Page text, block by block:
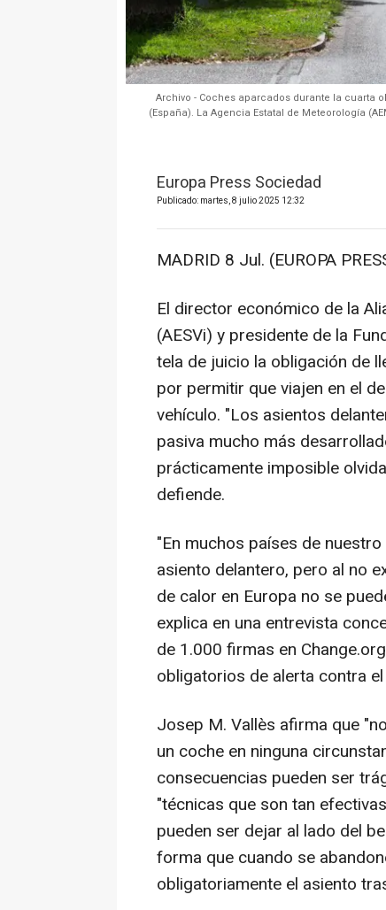
Archivo - Coches aparcados durante la cuarta
(España). La Agencia Estatal de Meteorología
Europa Press Sociedad
Publicado: martes, 8 julio 2025 12:32
MADRID 8 Jul. (EUROPA
El director económico de la
(AESVi) y presidente de la
tela de juicio la obligación de
por permitir que viajen en el
vehículo. "Los asientos
pasiva mucho más
prácticamente imposible
defiende.
"En muchos países de
asiento delantero, pero al no
de calor en Europa no se
explica en una entrevista
de 1.000 firmas en
obligatorios de alerta contra
Josep M. Vallès afirma que
un coche en ninguna
consecuencias pueden ser
"técnicas que son tan
pueden ser dejar al lado del
forma que cuando se
obligatoriamente el asiento